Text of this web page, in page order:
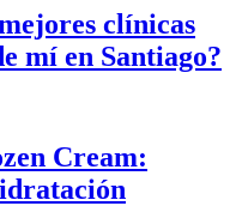
clínicas
mí en Santiago?
Cream: